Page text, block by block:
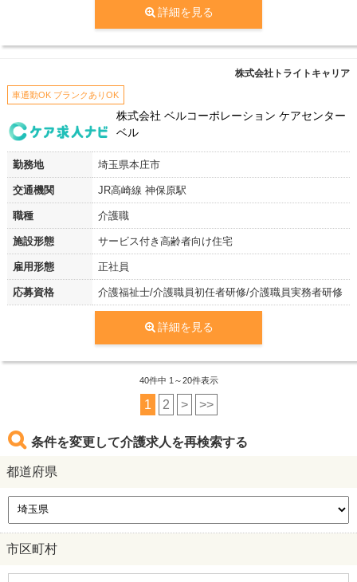
詳細を見る
株式会社トライトキャリア
車通勤OK ブランクありOK
株式会社 ベルコーポレーション ケアセンター
ベル
勤務地 埼玉県本庄市
交通機関 JR高崎線 神保原駅
職種 介護職
施設形態 サービス付き高齢者向け住宅
雇用形態 正社員
応募資格 介護福祉士/介護職員初任者研修/介護職員実務者研修
詳細を見る
40件中 1～20件表示
1 2 > >>
条件を変更して介護求人を再検索する
都道府県
市区町村